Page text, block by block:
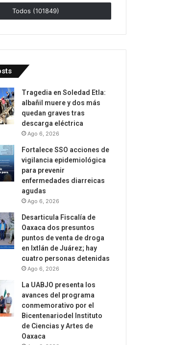
Todos (101849)
Tragedia en Soledad Etla:
albañil muere y dos más
quedan graves tras
descarga eléctrica
Ago 6, 2026
Fortalece SSO acciones de
vigilancia epidemiológica
para prevenir
enfermedades diarreicas
agudas
Ago 6, 2026
Desarticula Fiscalía de
Oaxaca dos presuntos
puntos de venta de droga
en Ixtlán de Juárez; hay
cuatro personas detenidas
Ago 6, 2026
La UABJO presenta los
avances del programa
conmemorativo por el
Bicentenariodel Instituto
de Ciencias y Artes de
Oaxaca